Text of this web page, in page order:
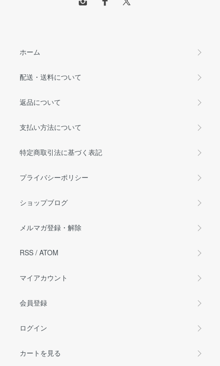
ホーム
配送・送料について
返品について
支払い方法について
特定商取引法に基づく表記
プライバシーポリシー
ショップブログ
メルマガ登録・解除
RSS / ATOM
マイアカウント
会員登録
ログイン
カートを見る